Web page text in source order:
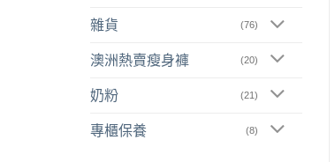
雜貨 (76)
澳洲熱賣瘦身褲 (20)
奶粉 (21)
專櫃保養 (8)